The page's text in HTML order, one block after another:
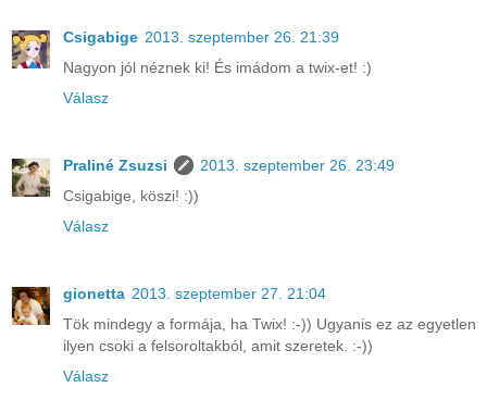
Csigabige 2013. szeptember 26. 21:39
Nagyon jól néznek ki! És imádom a twix-et! :)
Válasz
Praliné Zsuzsi
2013. szeptember 26. 23:49
Csigabige, köszi! :))
Válasz
gionetta 2013. szeptember 27. 21:04
Tök mindegy a formája, ha Twix! :-)) Ugyanis ez az egyetlen
ilyen csoki a felsoroltakból, amit szeretek. :-))
Válasz